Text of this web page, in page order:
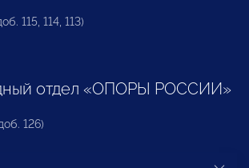
115, 114, 113)
отдел «ОПОРЫ РОССИИ»
126)